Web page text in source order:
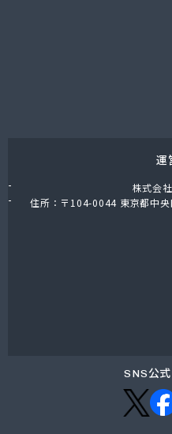
鈴与商事株式会社 松
運
株式会
住所：〒104-0044 東京都中
SNS公